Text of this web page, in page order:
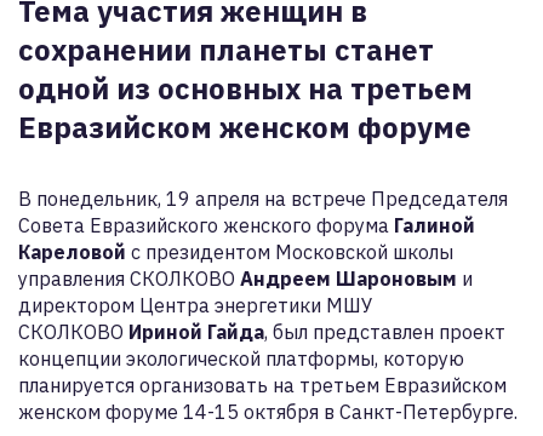
Тема участия женщин в
сохранении планеты станет
одной из основных на третьем
Евразийском женском форуме
В понедельник, 19 апреля на встрече Председателя
Совета Евразийского женского форума Галиной
Кареловой с президентом Московской школы
управления СКОЛКОВО Андреем Шароновым и
директором Центра энергетики МШУ
СКОЛКОВО Ириной Гайда, был представлен проект
концепции экологической платформы, которую
планируется организовать на третьем Евразийском
женском форуме 14-15 октября в Санкт-Петербурге.